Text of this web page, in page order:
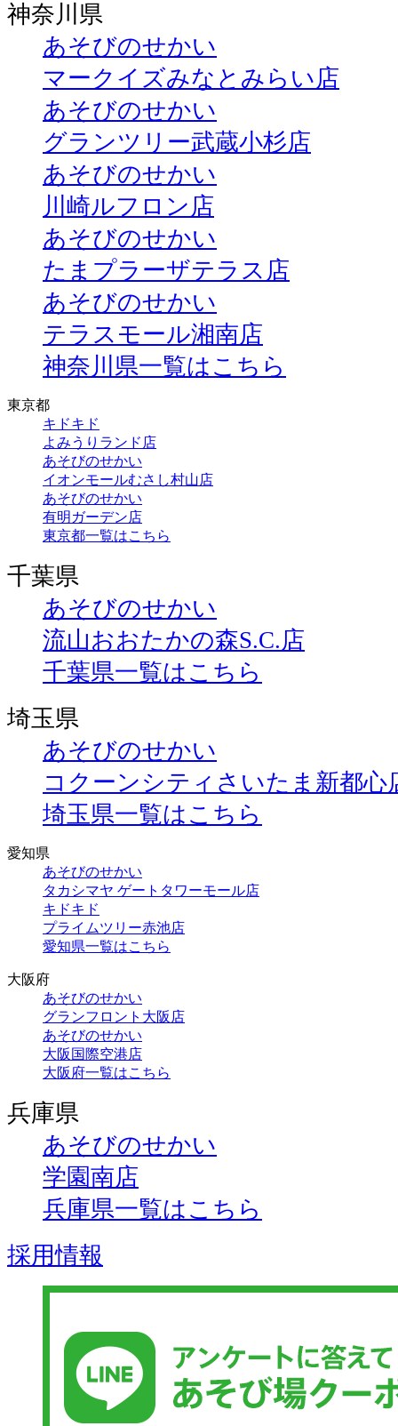
神奈川県
あそびのせかい
マークイズみなとみらい店
あそびのせかい
グランツリー武蔵小杉店
あそびのせかい
川崎ルフロン店
あそびのせかい
たまプラーザテラス店
あそびのせかい
テラスモール湘南店
神奈川県一覧はこちら
東京都
キドキド
よみうりランド店
あそびのせかい
イオンモールむさし村山店
あそびのせかい
有明ガーデン店
東京都一覧はこちら
千葉県
あそびのせかい
流山おおたかの森S.C.店
千葉県一覧はこちら
埼玉県
あそびのせかい
コクーンシティさいたま新都心
埼玉県一覧はこちら
愛知県
あそびのせかい
タカシマヤ ゲートタワーモール店
キドキド
プライムツリー赤池店
愛知県一覧はこちら
大阪府
あそびのせかい
グランフロント大阪店
あそびのせかい
大阪国際空港店
大阪府一覧はこちら
兵庫県
あそびのせかい
学園南店
兵庫県一覧はこちら
採用情報